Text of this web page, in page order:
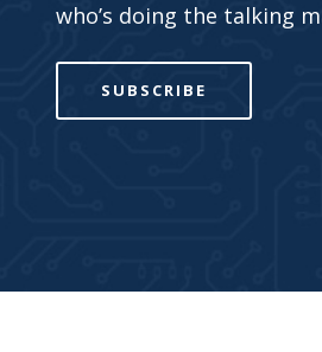
who’s doing the talking
SUBSCRIBE